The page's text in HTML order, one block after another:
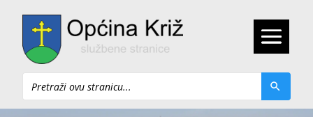
Pretraži